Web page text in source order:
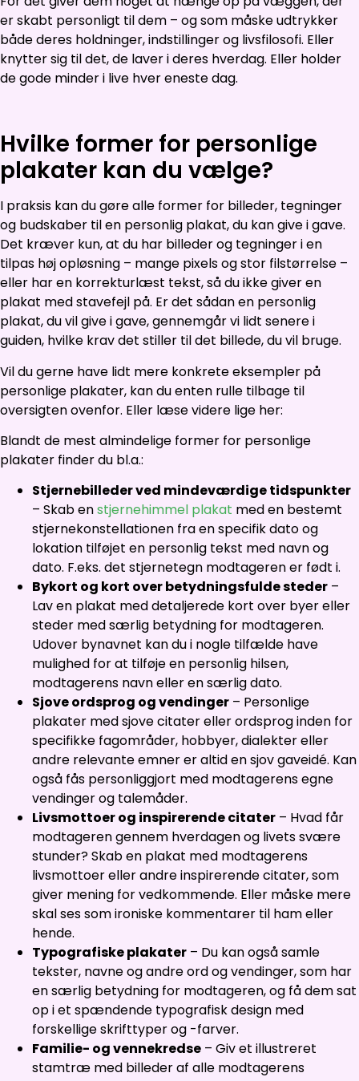
er skabt personligt til dem – og som måske udtrykker
både deres holdninger, indstillinger og livsfilosofi. Eller
knytter sig til det, de laver i deres hverdag. Eller holder
de gode minder i live hver eneste dag.
Hvilke former for personlige
plakater kan du vælge?
I praksis kan du gøre alle former for billeder, tegninger
og budskaber til en personlig plakat, du kan give i gave.
Det kræver kun, at du har billeder og tegninger i en
tilpas høj opløsning – mange pixels og stor filstørrelse –
eller har en korrekturlæst tekst, så du ikke giver en
plakat med stavefejl på. Er det sådan en personlig
plakat, du vil give i gave, gennemgår vi lidt senere i
guiden, hvilke krav det stiller til det billede, du vil bruge.
Vil du gerne have lidt mere konkrete eksempler på
personlige plakater, kan du enten rulle tilbage til
oversigten ovenfor. Eller læse videre lige her:
Blandt de mest almindelige former for personlige
plakater finder du bl.a.:
Stjernebilleder ved mindeværdige tidspunkter
– Skab enstjernehimmel plakat med en bestemt
stjernekonstellationen fra en specifik dato og
lokation tilføjet en personlig tekst med navn og
dato. F.eks. det stjernetegn modtageren er født i.
Bykort og kort over betydningsfulde steder –
Lav en plakat med detaljerede kort over byer eller
steder med særlig betydning for modtageren.
Udover bynavnet kan du i nogle tilfælde have
mulighed for at tilføje en personlig hilsen,
modtagerens navn eller en særlig dato.
Sjove ordsprog og vendinger – Personlige
plakater med sjove citater eller ordsprog inden for
specifikke fagområder, hobbyer, dialekter eller
andre relevante emner er altid en sjov gaveidé. Kan
også fås personliggjort med modtagerens egne
vendinger og talemåder.
Livsmottoer og inspirerende citater – Hvad får
modtageren gennem hverdagen og livets svære
stunder? Skab en plakat med modtagerens
livsmottoer eller andre inspirerende citater, som
giver mening for vedkommende. Eller måske mere
skal ses som ironiske kommentarer til ham eller
hende.
Typografiske plakater – Du kan også samle
tekster, navne og andre ord og vendinger, som har
en særlig betydning for modtageren, og få dem sat
op i et spændende typografisk design med
forskellige skrifttyper og -farver.
Familie- og vennekredse – Giv et illustreret
stamtræ med billeder af alle modtagerens